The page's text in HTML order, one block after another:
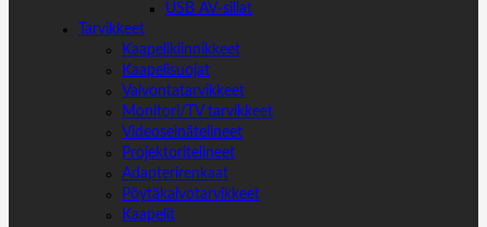
USB AV-sillat
Tarvikkeet
Kaapelikiinnikkeet
Kaapelisuojat
Valvontatarvikkeet
Monitori/TV tarvikkeet
Videoseinätelineet
Projektoritelineet
Adapterirenkaat
Pöytäkaivotarvikkeet
Kaapelit